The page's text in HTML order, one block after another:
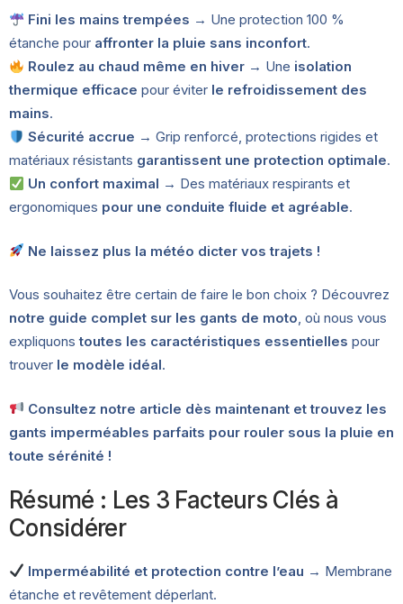
Fini les mains trempées → Une protection 100 %
étanche pour affronter la pluie sans inconfort.
Roulez au chaud même en hiver → Une isolation
thermique efficace pour éviter le refroidissement des
mains.
Sécurité accrue → Grip renforcé, protections rigides et
matériaux résistants garantissent une protection optimale.
Un confort maximal → Des matériaux respirants et
ergonomiques pour une conduite fluide et agréable.
Ne laissez plus la météo dicter vos trajets !
Vous souhaitez être certain de faire le bon choix ? Découvrez
notre guide complet sur les gants de moto, où nous vous
expliquonstoutes les caractéristiques essentielles pour
trouver le modèle idéal.
Consultez notre article dès maintenant et trouvez les
gants imperméables parfaits pour rouler sous la pluie en
toute sérénité !
Résumé : Les 3 Facteurs Clés à
Considérer
Imperméabilité et protection contre l’eau → Membrane
étanche et revêtement déperlant.